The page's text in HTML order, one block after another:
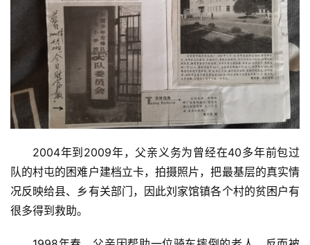
生
情
感
旅
儿
登录 注册
2004年到2009年，父亲义务为曾经在40多年前包过
队的村屯的困难户建档立卡，拍摄照片，把最基层的真实情
况反映给县、乡有关部门，因此刘家馆镇各个村的贫困户有
很多得到救助。